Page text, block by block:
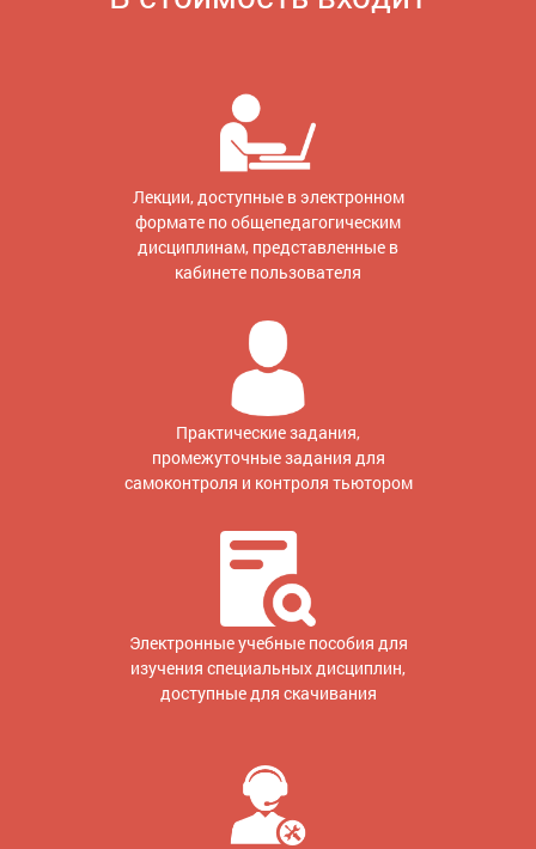
Лекции, доступные в электронном
формате по общепедагогическим
дисциплинам, представленные в
кабинете пользователя
Практические задания,
промежуточные задания для
самоконтроля и контроля тьютором
Электронные учебные пособия для
изучения специальных дисциплин,
доступные для скачивания